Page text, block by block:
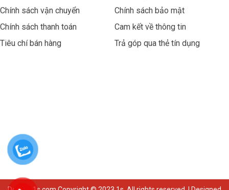
Chính sách vận chuyển
Chính sách thanh toán
Tiêu chí bán hàng
Chính sách bảo mật
Cam kết về thông tin
Trả góp qua thẻ tín dụng